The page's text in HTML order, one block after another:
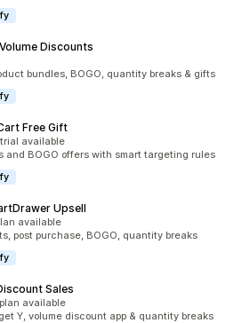
Discounts
bundles, BOGO, quantity breaks & gifts
Free Gift
available
and BOGO offers with smart targeting rules
Upsell
available
post purchase, BOGO, quantity breaks
Sales
available
Y, volume discount app & quantity breaks